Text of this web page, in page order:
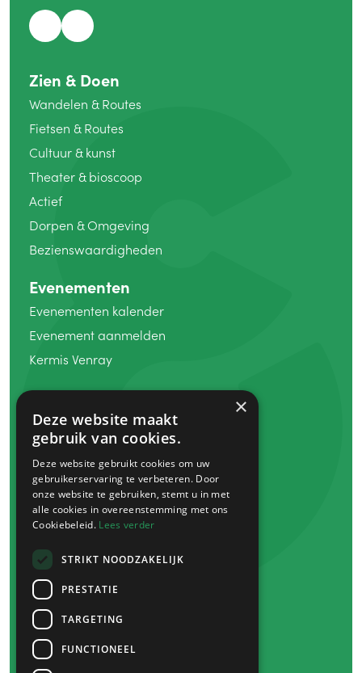
Zien & Doen
Wandelen &Routes
Fietsen &Routes
Cultuur&kunst
Theater&bioscoop
Actief
Dorpen &Omgeving
Bezienswaardigheden
Evenementen
Evenementen kalender
Evenement aanmelden
Kermis Venray
Winkelen
Koopzondag
Winkels
Markten
Venray bon
Eten&drinken
Plan je bezoek
Route&parkeren
Overnachten
Heb je een vraag?
×
Deze website maakt
gebruik van cookies.
Deze website gebruikt cookies om uw
gebruikerservaring te verbeteren. Door
onze website te gebruiken, stemt u in met
alle cookies in overeenstemming met ons
Cookiebeleid. Lees verder
STRIKT NOODZAKELIJK
PRESTATIE
TARGETING
FUNCTIONEEL